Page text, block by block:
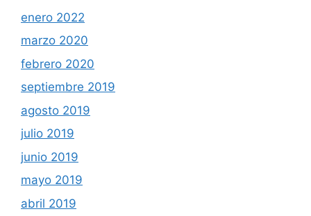
enero 2022
marzo 2020
febrero 2020
septiembre 2019
agosto 2019
julio 2019
junio 2019
mayo 2019
abril 2019